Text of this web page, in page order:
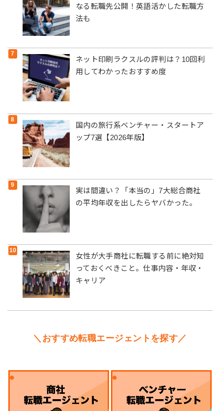
なる転職先公開！英語活かした転職方
法も
ネット印刷ラクスルの評判は？10回利
用してわかったおすすめ度
国内の旅行系ベンチャー・スタートア
ップ7選【2026年版】
実は間違い？「本当の」7大総合商社
の平均年収を出したらヤバかった。
女性が大手商社に転職する前に絶対知
っておくべきこと。仕事内容・年収・
キャリア
＼おすすめ転職エージェントを探す／